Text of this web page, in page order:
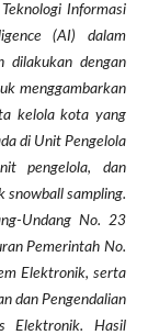
Informasi
(AI) dalam
dilakukan dengan
menggambarkan
kelola kota yang
di Unit Pengelola
pengelola, dan
snowball sampling.
Undang No. 23
Pemerintah No.
Elektronik, serta
dan Pengendalian
Elektronik. Hasil